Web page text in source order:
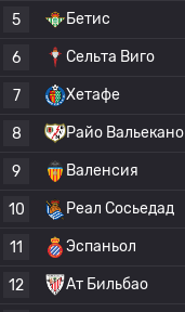
5 Бетис
6 Сельта Виго
7 Хетафе
8 Райо Вальекано
9 Валенсия
10 Реал Сосьедад
11 Эспаньол
12 Ат Бильбао